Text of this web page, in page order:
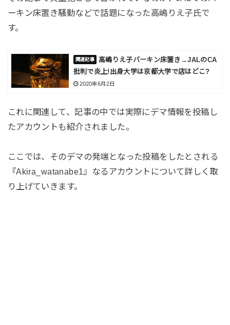
ーキン床置き騒動などで話題になった高嶋りえ子氏で
す。
高嶋りえ子バーキン床置き→JALのCA
批判で炎上!出身大学は京都大学で店はどこ?
2020年6月2日
これに関連して、記事の中では実際にデマ情報を投稿し
たアカウントも紹介されました。
ここでは、そのデマの発端となった投稿をしたとされる
『Akira_watanabe1』なるアカウントについて詳しく取
り上げていきます。